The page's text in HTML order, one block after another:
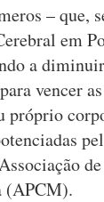
– que,
em
a
vencer
próprio
(APCM).